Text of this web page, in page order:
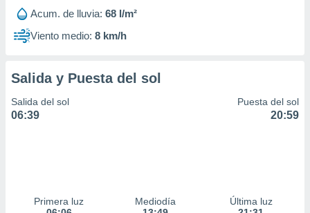
Acum. de lluvia: 68 l/m²
Viento medio: 8 km/h
Salida y Puesta del sol
Salida del sol
06:39
Puesta del sol
20:59
Primera luz
Mediodía
Última luz